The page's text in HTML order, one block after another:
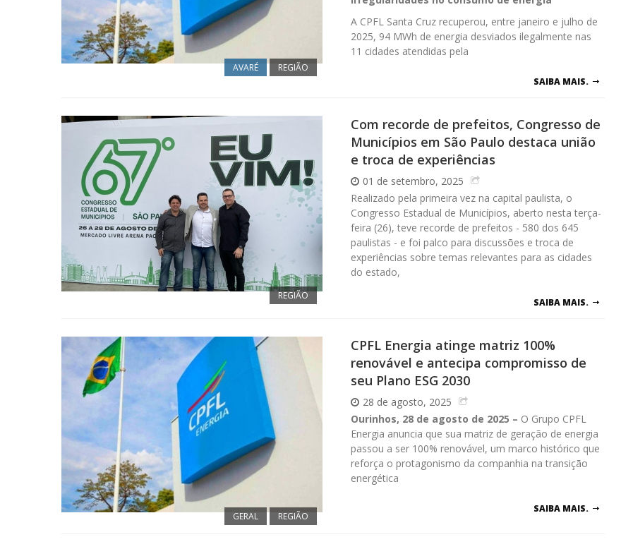
AVARÉ REGIÃO
A CPFL Santa Cruz recuperou, entre janeiro e julho de
2025, 94 MWh de energia desviados ilegalmente nas
11 cidades atendidas pela
SAIBA MAIS.
REGIÃO
Com recorde de prefeitos, Congresso de
Municípios em São Paulo destaca união
e troca de experiências
01 de setembro, 2025
Realizado pela primeira vez na capital paulista, o
Congresso Estadual de Municípios, aberto nesta terça-
feira (26), teve recorde de prefeitos - 580 dos 645
paulistas - e foi palco para discussões e troca de
experiências sobre temas relevantes para as cidades
do estado,
SAIBA MAIS.
GERAL REGIÃO
CPFL Energia atinge matriz 100%
renovável e antecipa compromisso de
seu Plano ESG 2030
28 de agosto, 2025
Ourinhos, 28 de agosto de 2025 – O Grupo CPFL
Energia anuncia que sua matriz de geração de energia
passou a ser 100% renovável, um marco histórico que
reforça o protagonismo da companhia na transição
energética
SAIBA MAIS.